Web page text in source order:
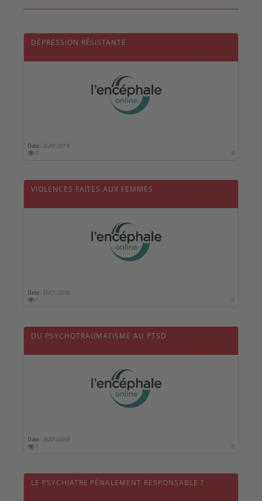
DÉPRESSION RÉSISTANTE
Date : 26/01/2018
2
0
VIOLENCES FAITES AUX FEMMES
Date : 26/01/2018
1
0
DU PSYCHOTRAUMATISME AU PTSD
Date : 26/01/2018
1
0
LE PSYCHIATRE PÉNALEMENT RESPONSABLE ?